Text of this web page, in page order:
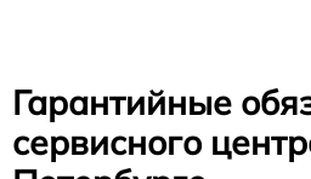
Гарантийные
сервисного